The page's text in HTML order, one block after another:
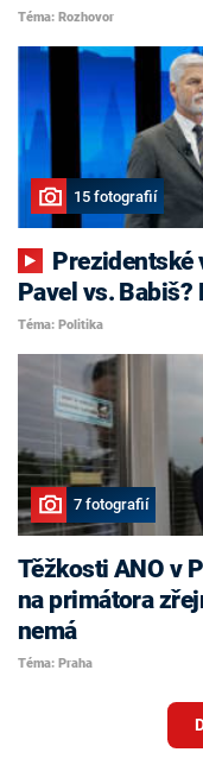
Téma: Rozhovor
15 fotografií
Pavel vs.
Téma: Politika
7 fotografií
Těžkosti ANO v
na primátora
nemá
Téma: Praha